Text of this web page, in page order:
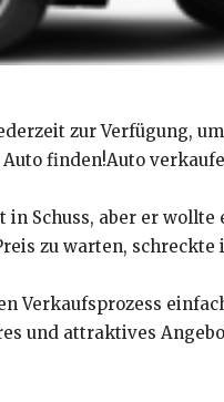
zur Verfügung,
finden!Auto
in Schuss, aber er wollte
zu warten, schreckte
Verkaufsprozess
und attraktives